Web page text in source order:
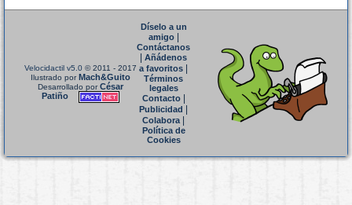
Velocidactil v5.0 © 2011 - 2017
Ilustrado porMach&Guito
Desarrollado porCésar
Patiño
Díselo a un
amigo|
Contáctanos
Añádenos
a favoritos
Términos
legales
Contacto|
Publicidad
Colabora|
Política de
Cookies